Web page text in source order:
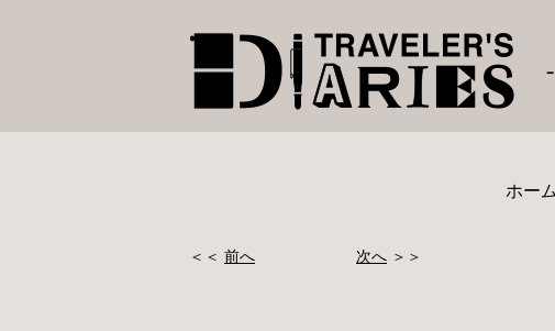
ホーム
＜＜ 前へ 次へ ＞＞